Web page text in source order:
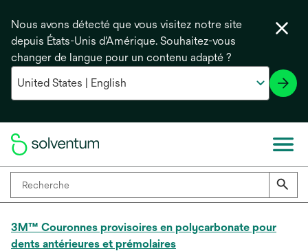
Nous avons détecté que vous visitez notre site
depuis États-Unis d'Amérique. Souhaitez-vous
changer de langue pour un contenu adapté ?
3M™ Couronnes provisoires en polycarbonate pour
dents antérieures et prémolaires